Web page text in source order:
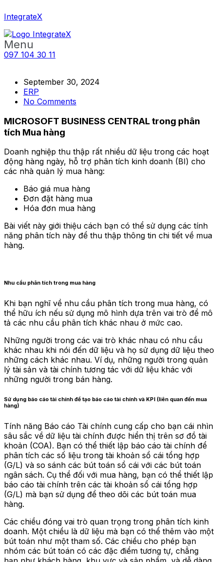
IntegrateX
Menu
097 104 30 11
September 30, 2024
ERP
No Comments
MICROSOFT BUSINESS CENTRAL trong phân
tích Mua hàng
Doanh nghiệp thu thập rất nhiều dữ liệu trong các hoạt
động hàng ngày, hỗ trợ phân tích kinh doanh (BI) cho
các nhà quản lý mua hàng:
Báo giá mua hàng
Đơn đặt hàng mua
Hóa đơn mua hàng
Bài viết này giới thiệu cách bạn có thể sử dụng các tính
năng phân tích này để thu thập thông tin chi tiết về mua
hàng.
Nhu cầu phân tích trong mua hàng
Khi bạn nghĩ về nhu cầu phân tích trong mua hàng, có
thể hữu ích nếu sử dụng mô hình dựa trên vai trò để mô
tả các nhu cầu phân tích khác nhau ở mức cao.
Những người trong các vai trò khác nhau có nhu cầu
khác nhau khi nói đến dữ liệu và họ sử dụng dữ liệu theo
những cách khác nhau. Ví dụ, những người trong quản
lý tài sản và tài chính tương tác với dữ liệu khác với
những người trong bán hàng.
Sử dụng báo cáo tài chính để tạo báo cáo tài chính và KPI (liên quan đến mua
hàng)
Tính năng Báo cáo Tài chính cung cấp cho bạn cái nhìn
sâu sắc về dữ liệu tài chính được hiển thị trên sơ đồ tài
khoản (COA). Bạn có thể thiết lập báo cáo tài chính để
phân tích các số liệu trong tài khoản sổ cái tổng hợp
(G/L) và so sánh các bút toán sổ cái với các bút toán
ngân sách. Cụ thể đối với mua hàng, bạn có thể thiết lập
báo cáo tài chính trên các tài khoản sổ cái tổng hợp
(G/L) mà bạn sử dụng để theo dõi các bút toán mua
hàng.
Các chiều đóng vai trò quan trọng trong phân tích kinh
doanh. Một chiều là dữ liệu mà bạn có thể thêm vào một
bút toán như một tham số. Các chiều cho phép bạn
nhóm các bút toán có các đặc điểm tương tự, chẳng